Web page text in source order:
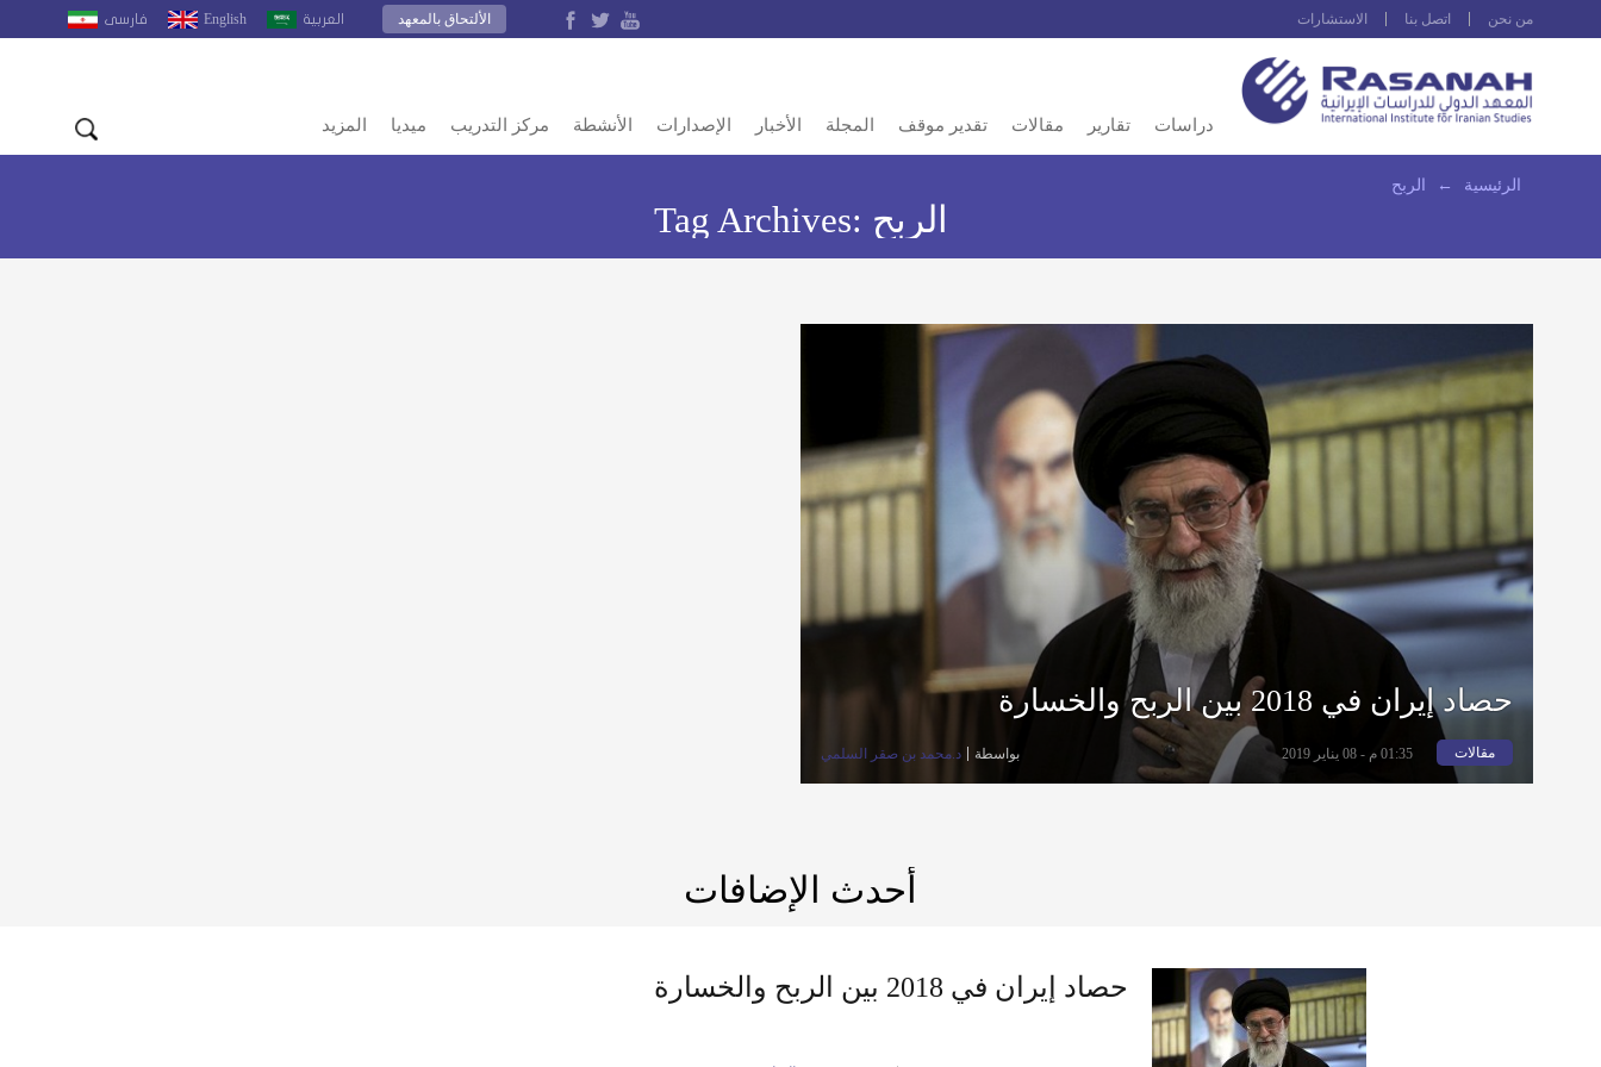
من نحن اتصل بنا الاستشارات العربية English فارسى الألتحاق بالمعهد
دراسات تقارير مقالات تقدير موقف المجلة الأخبار الإصدارات الأنشطة مركز التدريب ميديا المزيد
الرئيسية ← الربح
Tag Archives: الربح
حصاد إيران في 2018 بين الربح والخسارة
مقالات 01:35 م - 08 يناير 2019 بواسطة د.محمد بن صقر السلمي
أحدث الإضافات
حصاد إيران في 2018 بين الربح والخسارة